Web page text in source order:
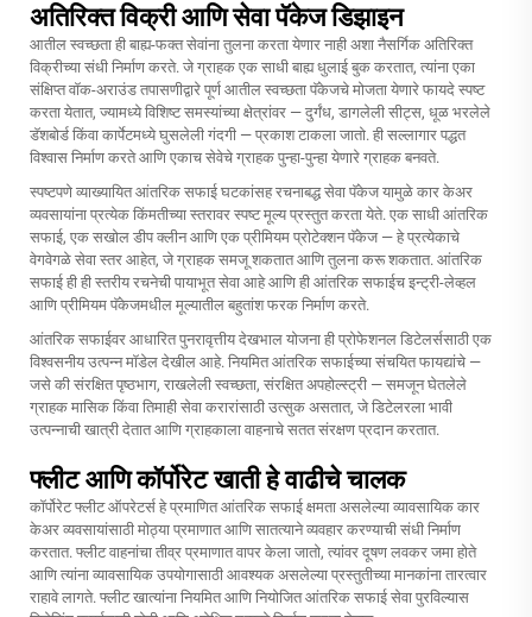
अतिरिक्त विक्री आणि सेवा पॅकेज डिझाइन
आतील स्वच्छता ही बाह्य-फक्त सेवांना तुलना करता येणार नाही अशा नैसर्गिक अतिरिक्त
विक्रीच्या संधी निर्माण करते. जे ग्राहक एक साधी बाह्य धुलाई बुक करतात, त्यांना एका
संक्षिप्त वॉक-अराउंड तपासणीद्वारे पूर्ण आतील स्वच्छता पॅकेजचे मोजता येणारे फायदे स्पष्ट
करता येतात, ज्यामध्ये विशिष्ट समस्यांच्या क्षेत्रांवर — दुर्गंध, डागलेली सीट्स, धूळ भरलेले
डॅशबोर्ड किंवा कार्पेटमध्ये घुसलेली गंदगी — प्रकाश टाकला जातो. ही सल्लागार पद्धत
विश्वास निर्माण करते आणि एकाच सेवेचे ग्राहक पुन्हा-पुन्हा येणारे ग्राहक बनवते.
स्पष्टपणे व्याख्यायित आंतरिक सफाई घटकांसह रचनाबद्ध सेवा पॅकेज यामुळे कार केअर
व्यवसायांना प्रत्येक किंमतीच्या स्तरावर स्पष्ट मूल्य प्रस्तुत करता येते. एक साधी आंतरिक
सफाई, एक सखोल डीप क्लीन आणि एक प्रीमियम प्रोटेक्शन पॅकेज — हे प्रत्येकाचे
वेगवेगळे सेवा स्तर आहेत, जे ग्राहक समजू शकतात आणि तुलना करू शकतात. आंतरिक
सफाई ही ही स्तरीय रचनेची पायाभूत सेवा आहे आणि ही आंतरिक सफाईच इन्ट्री-लेव्हल
आणि प्रीमियम पॅकेजमधील मूल्यातील बहुतांश फरक निर्माण करते.
आंतरिक सफाईवर आधारित पुनरावृत्तीय देखभाल योजना ही प्रोफेशनल डिटेलर्ससाठी एक
विश्वसनीय उत्पन्न मॉडेल देखील आहे. नियमित आंतरिक सफाईच्या संचयित फायद्यांचे —
जसे की संरक्षित पृष्ठभाग, राखलेली स्वच्छता, संरक्षित अपहोल्स्ट्री — समजून घेतलेले
ग्राहक मासिक किंवा तिमाही सेवा करारांसाठी उत्सुक असतात, जे डिटेलरला भावी
उत्पन्नाची खात्री देतात आणि ग्राहकाला वाहनाचे सतत संरक्षण प्रदान करतात.
फ्लीट आणि कॉर्पोरेट खाती हे वाढीचे चालक
कॉर्पोरेट फ्लीट ऑपरेटर्स हे प्रमाणित आंतरिक सफाई क्षमता असलेल्या व्यावसायिक कार
केअर व्यवसायांसाठी मोठ्या प्रमाणात आणि सातत्याने व्यवहार करण्याची संधी निर्माण
करतात. फ्लीट वाहनांचा तीव्र प्रमाणात वापर केला जातो, त्यांवर दूषण लवकर जमा होते
आणि त्यांना व्यावसायिक उपयोगासाठी आवश्यक असलेल्या प्रस्तुतीच्या मानकांना तारत्वार
राहावे लागते. फ्लीट खात्यांना नियमित आणि नियोजित आंतरिक सफाई सेवा पुरविल्यास